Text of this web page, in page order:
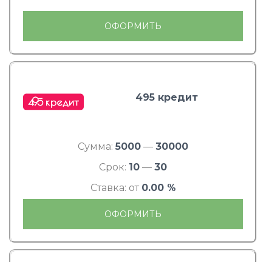
ОФОРМИТЬ
495 кредит
Сумма: 5000 — 30000
Срок: 10 — 30
Ставка: от 0.00 %
ОФОРМИТЬ